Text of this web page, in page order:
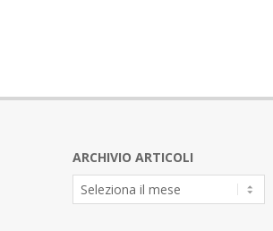
ARCHIVIO ARTICOLI
Archivio
Articoli